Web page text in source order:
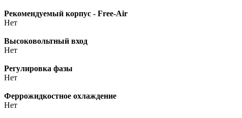
Рекомендуемый корпус - Free-Air
Нет
Высоковольтный вход
Нет
Регулировка фазы
Нет
Феррожидкостное охлаждение
Нет